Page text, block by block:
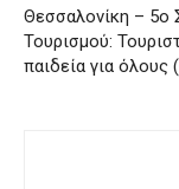
Θεσσαλονίκη – 5ο
Τουρισμού:
παιδεία για